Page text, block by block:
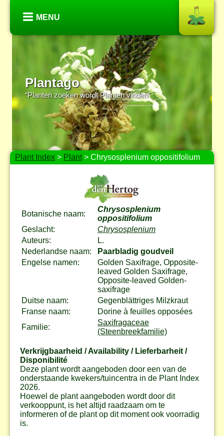
MENU
Plantago
“Planten zoeken wordt Planten vinden”
Plant Index > Plant> Chrysosplenium oppositifolium
Botanische naam:
Chrysosplenium
oppositifolium
Geslacht:
Chrysosplenium
Auteurs:
L.
Nederlandse naam:
Paarbladig goudveil
Engelse namen:
Golden Saxifrage, Opposite-
leaved Golden Saxifrage,
Opposite-leaved Golden-
saxifrage
Duitse naam:
Gegenblättriges Milzkraut
Franse naam:
Dorine à feuilles opposées
Familie:
Saxifragaceae
(Steenbreekfamilie)
Verkrijgbaarheid / Availability / Lieferbarheit /
Disponibilité
Deze plant wordt aangeboden door een van de
onderstaande kwekers/tuincentra in de Plant Index
2026.
Hoewel de plant aangeboden wordt door dit
verkooppunt, is het altijd raadzaam om te
informeren of de plant op dit moment ook voorradig
is.